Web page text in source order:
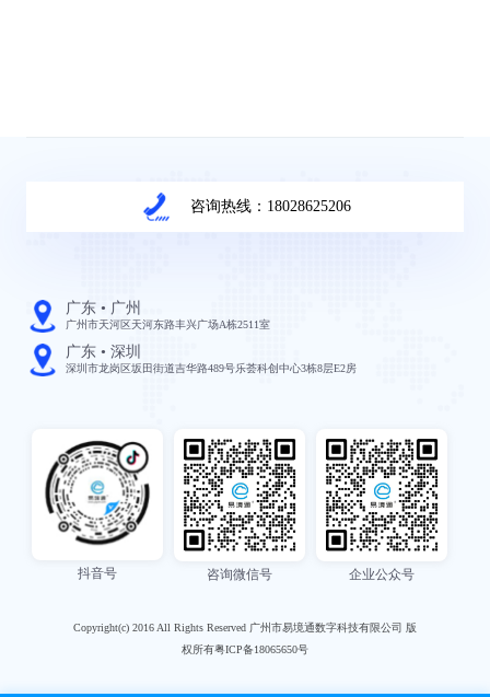
咨询热线：18028625206
广东 • 广州
广州市天河区天河东路丰兴广场A栋2511室
广东 • 深圳
深圳市龙岗区坂田街道吉华路489号乐荟科创中心3栋8层E2房
抖音号 咨询微信号 企业公众号
Copyright(c) 2016 All Rights Reserved 广州市易境通数字科技有限公司 版
权所有粤ICP备18065650号